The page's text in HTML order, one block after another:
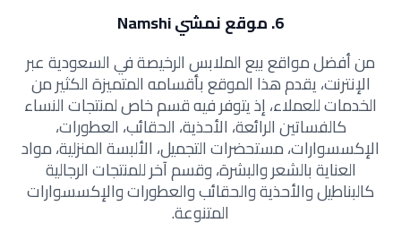
6. موقع نمشي Namshi
من أفضل مواقع بيع الملابس الرخيصة في السعودية عبر
الإنترنت، يقدم هذا الموقع بأقسامه المتميزة الكثير من
الخدمات للعملاء، إذ يتوفر فيه قسم خاص لمنتجات النساء
كالفساتين الرائعة، الأحذية، الحقائب، العطورات،
الإكسسوارات، مستحضرات التجميل، الألبسة المنزلية، مواد
العناية بالشعر والبشرة، وقسم آخر للمنتجات الرجالية
كالبناطيل والأحذية والحقائب والعطورات والإكسسوارات
المتنوعة.